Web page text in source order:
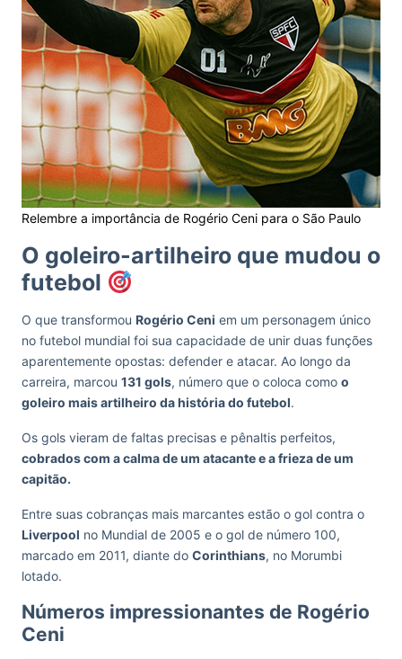
Relembre a importância de Rogério Ceni para o São Paulo
O goleiro-artilheiro que mudou o
futebol
O que transformou Rogério Ceni em um personagem único
no futebol mundial foi sua capacidade de unir duas funções
aparentemente opostas: defender e atacar. Ao longo da
carreira, marcou 131 gols, número que o coloca como o
goleiro mais artilheiro da história do futebol.
Os gols vieram de faltas precisas e pênaltis perfeitos,
cobrados com a calma de um atacante e a frieza de um
capitão.
Entre suas cobranças mais marcantes estão o gol contra o
Liverpool no Mundial de 2005 e o gol de número 100,
marcado em 2011, diante do Corinthians, no Morumbi
lotado.
Números impressionantes de Rogério
Ceni